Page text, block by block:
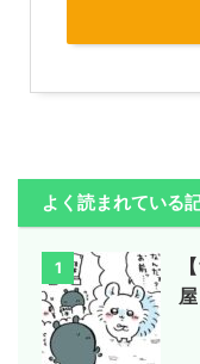
よく読まれている
1